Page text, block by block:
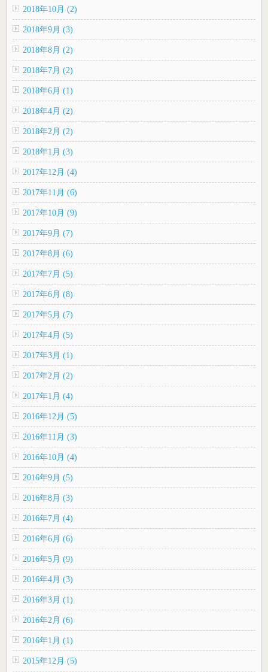
2018年10月 (2)
2018年9月 (3)
2018年8月 (2)
2018年7月 (2)
2018年6月 (1)
2018年4月 (2)
2018年2月 (2)
2018年1月 (3)
2017年12月 (4)
2017年11月 (6)
2017年10月 (9)
2017年9月 (7)
2017年8月 (6)
2017年7月 (5)
2017年6月 (8)
2017年5月 (7)
2017年4月 (5)
2017年3月 (1)
2017年2月 (2)
2017年1月 (4)
2016年12月 (5)
2016年11月 (3)
2016年10月 (4)
2016年9月 (5)
2016年8月 (3)
2016年7月 (4)
2016年6月 (6)
2016年5月 (9)
2016年4月 (3)
2016年3月 (1)
2016年2月 (6)
2016年1月 (1)
2015年12月 (5)